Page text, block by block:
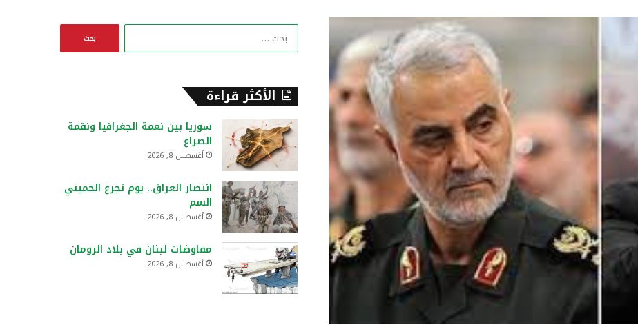
ا
ن
:
الأكثر قراءة
سوريا بين نعمة الجغرافيا ونقمة
الصراع
أغسطس 8, 2026
انتصار العراق.. يوم تجرع الخميني
السم
أغسطس 8, 2026
مفاوضات لبنان في بلاد الرومان
أغسطس 8, 2026